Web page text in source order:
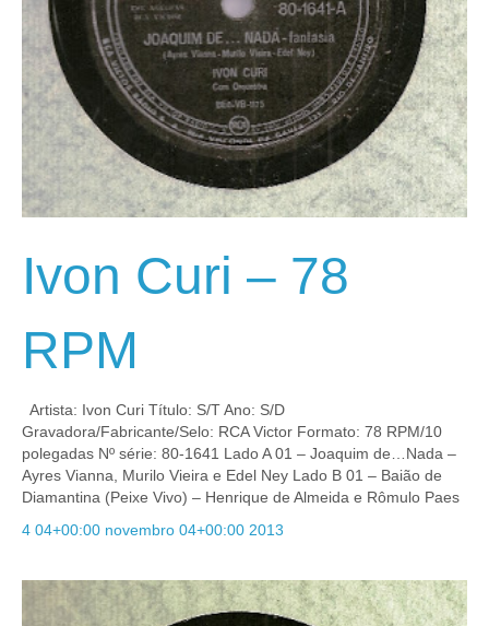
Ivon Curi – 78
RPM
Artista: Ivon Curi Título: S/T Ano: S/D
Gravadora/Fabricante/Selo: RCA Victor Formato: 78 RPM/10
polegadas Nº série: 80-1641 Lado A 01 – Joaquim de…Nada –
Ayres Vianna, Murilo Vieira e Edel Ney Lado B 01 – Baião de
Diamantina (Peixe Vivo) – Henrique de Almeida e Rômulo Paes
4 04+00:00 novembro 04+00:00 2013